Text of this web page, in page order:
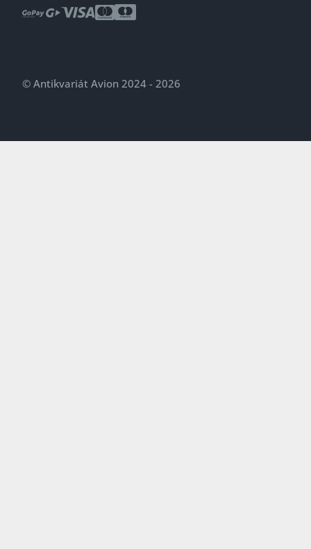
© Antikvariát Avion 2024 - 2026